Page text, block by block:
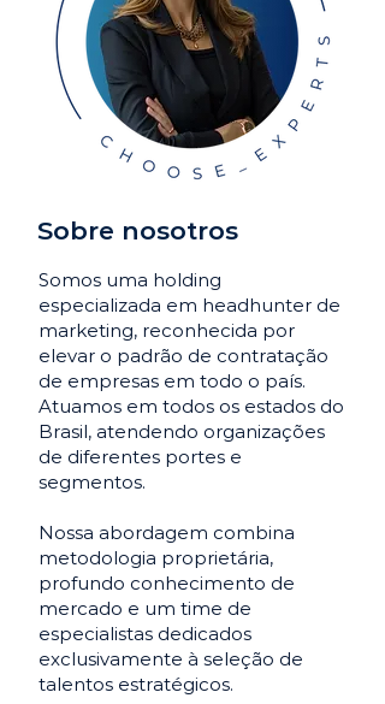
Sobre nosotros
Somos uma holding
especializada em headhunter de
marketing, reconhecida por
elevar o padrão de contratação
de empresas em todo o país.
Atuamos em todos os estados do
Brasil, atendendo organizações
de diferentes portes e
segmentos.
Nossa abordagem combina
metodologia proprietária,
profundo conhecimento de
mercado e um time de
especialistas dedicados
exclusivamente à seleção de
talentos estratégicos.